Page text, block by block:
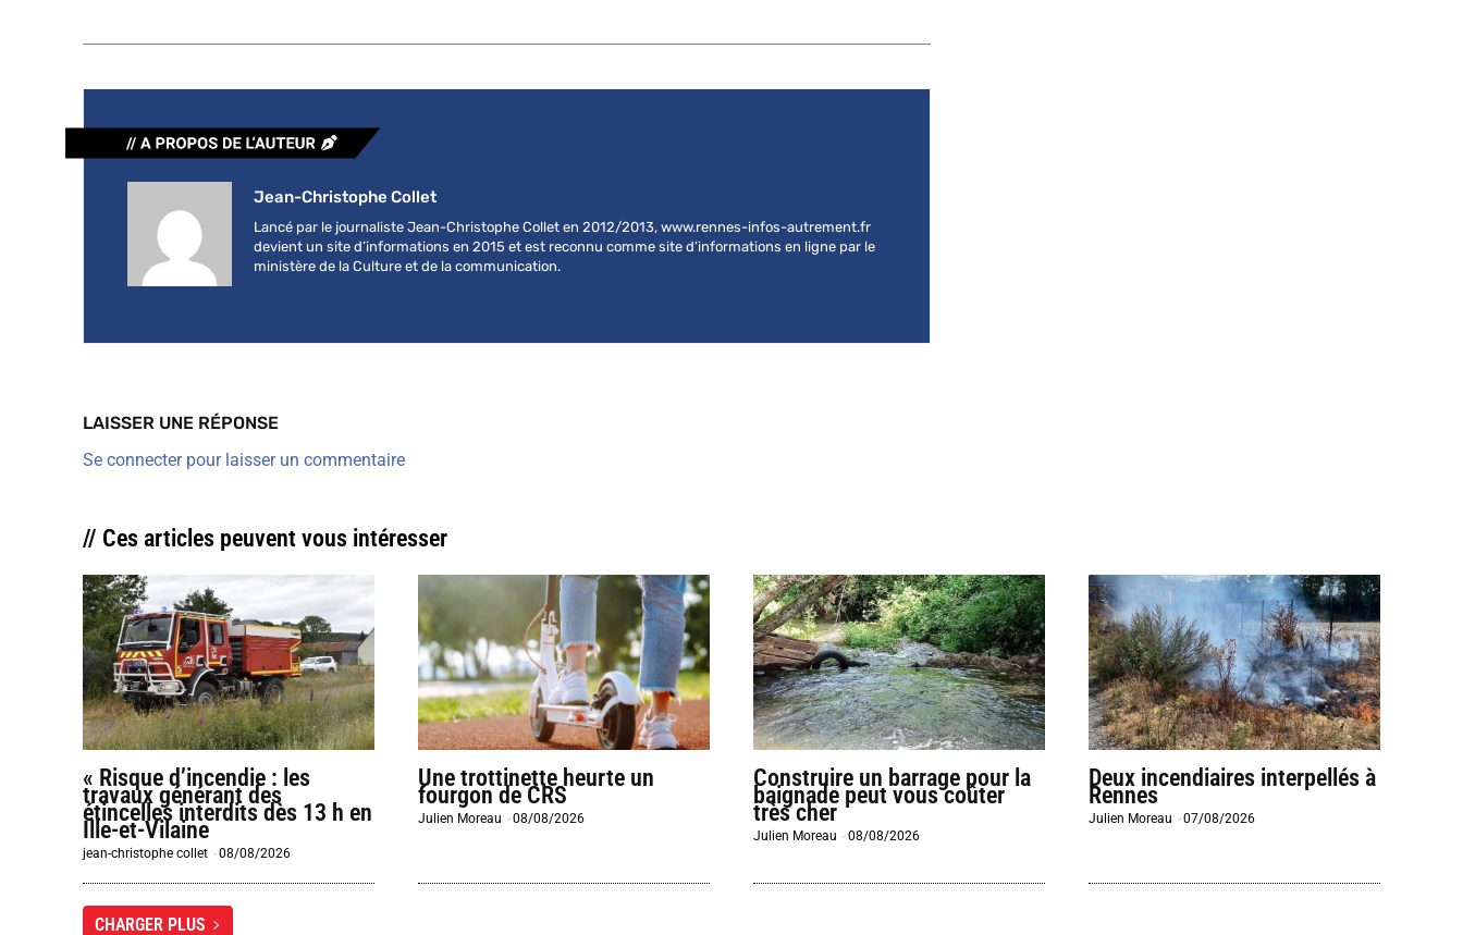
Jean-Christophe Collet
Lancé par le journaliste Jean-Christophe Collet en 2012/2013, www.rennes-infos-autrement.fr
devient un site d’informations en 2015 et est reconnu comme site d’informations en ligne par le
ministère de la Culture et de la communication.
LAISSER UNE RÉPONSE
Se connecter pour laisser un commentaire
// Ces articles peuvent vous intéresser
« Risque d’incendie : les
travaux générant des
étincelles interdits dès 13 h en
Ille-et-Vilaine
jean-christophe collet -08/08/2026
Une trottinette heurte un
fourgon de CRS
Julien Moreau -08/08/2026
Construire un barrage pour la
baignade peut vous coûter
très cher
Julien Moreau -08/08/2026
Deux incendiaires interpellés à
Rennes
Julien Moreau -07/08/2026
CHARGER PLUS